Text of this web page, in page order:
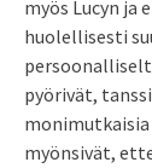
myös Lucyn ja
huolellisesti
pyörivät,
myönsivät,